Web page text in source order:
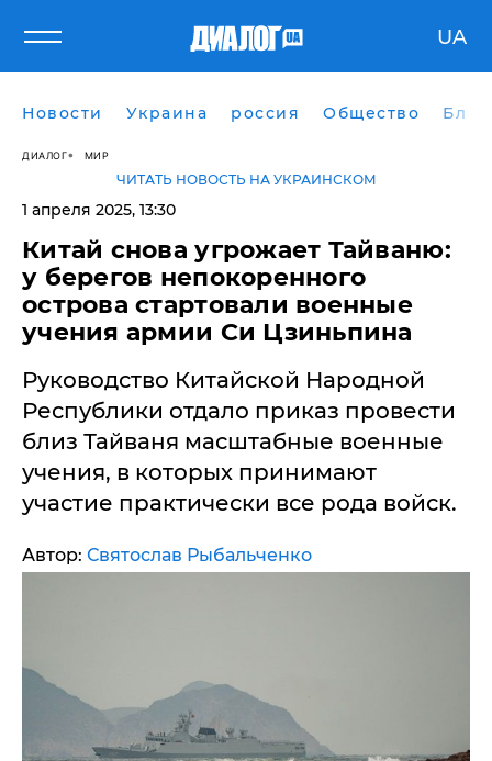
UA
Новости Украина россия Общество
ДИАЛОГ МИР
ЧИТАТЬ НОВОСТЬ НА УКРАИНСКОМ
1 апреля 2025, 13:30
Китай снова угрожает Тайваню:
у берегов непокоренного
острова стартовали военные
учения армии Си Цзиньпина
Руководство Китайской Народной
Республики отдало приказ провести
близ Тайваня масштабные военные
учения, в которых принимают
участие практически все рода войск.
Автор: Святослав Рыбальченко